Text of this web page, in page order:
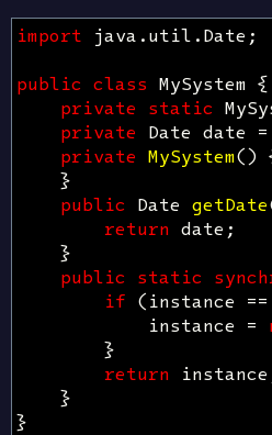
import java.util.Date ;
public class MySystem {
private static
private Date date =
private MySystem()
}
public Date getDate
return date ;
}
public static
if (instance ==
instance =
}
return instance
}
}